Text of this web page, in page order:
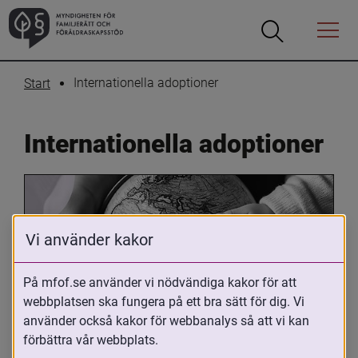
Öppna
Öppna
Menyn
Start Internationella adoptioner
Internationella adoptioner
Oavsett om du är adopterad,
adoptivförälder eller arbetar med
Vi använder kakor
På mfof.se använder vi nödvändiga kakor för att
webbplatsen ska fungera på ett bra sätt för dig. Vi
använder också kakor för webbanalys så att vi kan
förbättra vår webbplats.